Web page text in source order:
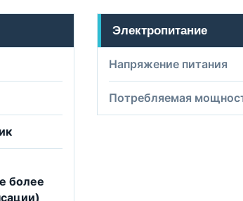
более
Электропитание
Напряжение питания
Потребляемая